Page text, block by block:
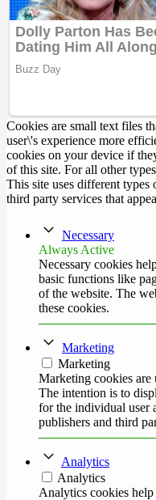
Cookies are small text files
user\'s experience more
cookies on your device if
of this site. For all other
This site uses different types
third party services that
Necessary
Always Active
Necessary cookies
basic functions like
of the website. The
these cookies.
Marketing
Marketing
Marketing cookies are
The intention is to
for the individual user
publishers and third
Analytics
Analytics
Analytics cookies